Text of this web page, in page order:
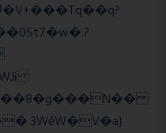
7�w�.?
3WěW�V�a}